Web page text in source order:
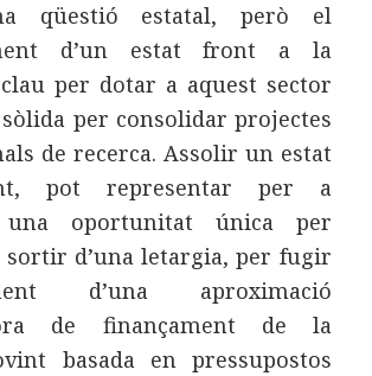
qüestió estatal, però el
d’un estat front a la
per dotar a aquest sector
sòlida per consolidar projectes
de recerca. Assolir un estat
pot representar per a
una oportunitat única per
sortir d’una letargia, per fugir
d’una aproximació
de finançament de la
basada en pressupostos